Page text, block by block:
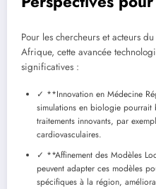
Pour les chercheurs et acteurs
Afrique, cette avancée
significatives :
✓ **Innovation en Médecine
simulations en biologie pourrait
traitements innovants, par
cardiovasculaires.
✓ **Affinement des Modèles
peuvent adapter ces modèles
spécifiques à la région,